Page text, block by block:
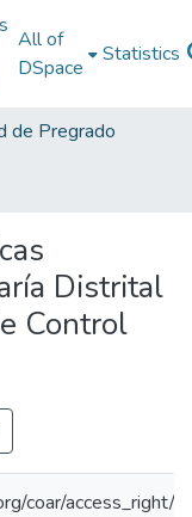
All of
DSpace
Statistics
de Pregrado
Distrital
Control
coar/access_right/